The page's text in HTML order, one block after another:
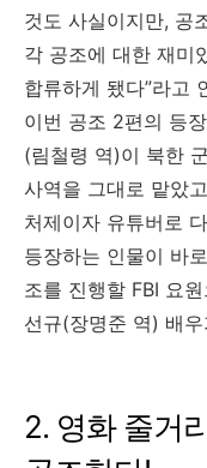
것도 사실이지만, 공
각 공조에 대한 재미
합류하게 됐다”라고
이번 공조 2편의 등
(림철령 역)이 북한
사역을 그대로 맡았고
처제이자 유튜버로
등장하는 인물이 바
조를 진행할 FBI 요
선규(장명준 역) 배
2. 영화 줄거